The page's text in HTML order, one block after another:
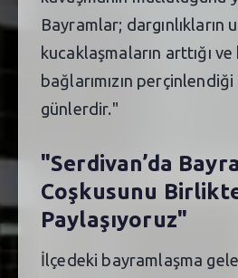
Bayramlar; dargınlıkların
kucaklaşmaların arttığı
bağlarımızın
günlerdir."
"Serdivan’da
Coşkusunu
Paylaşıyoruz"
İlçedeki bayramlaşma